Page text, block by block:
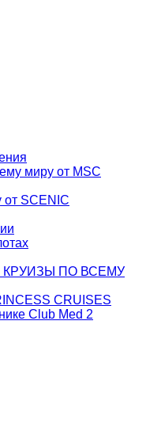
миру от MSC
от SCENIC
ПО ВСЕМУ
CRUISES
Club Med 2